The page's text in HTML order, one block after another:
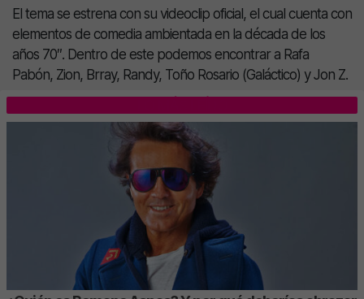
El tema se estrena con su videoclip oficial, el cual cuenta con
elementos de comedia ambientada en la década de los
años 70″. Dentro de este podemos encontrar a Rafa
Pabón, Zion, Brray, Randy, Toño Rosario (Galáctico) y Jon Z.